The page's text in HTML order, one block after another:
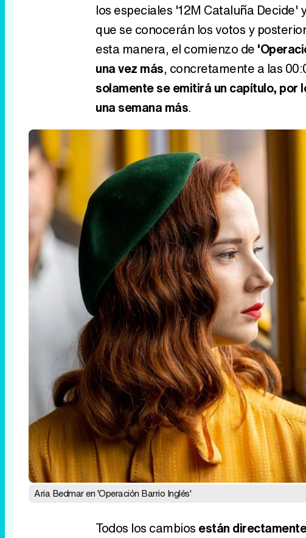
los especiales '12M Cataluña Decide'
que se conocerán los votos y
esta manera, el comienzo de
una vez más, concretamente a las
solamente se emitirá un capítulo, por
una semana más.
Aria Bedmar en 'Operación Barrio Inglés'
Todos los cambios están